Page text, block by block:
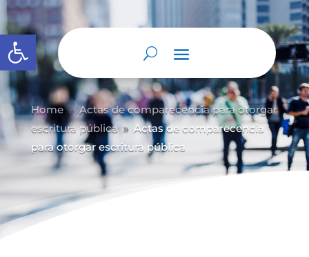
Abrir barra de herramientas
Home 9 Actas de comparecencia para otorgar
escritura pública
9 Actas de comparecencia
para otorgar escritura pública